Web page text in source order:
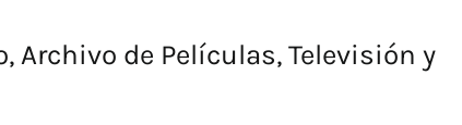
Archivo de Películas, Televisión y